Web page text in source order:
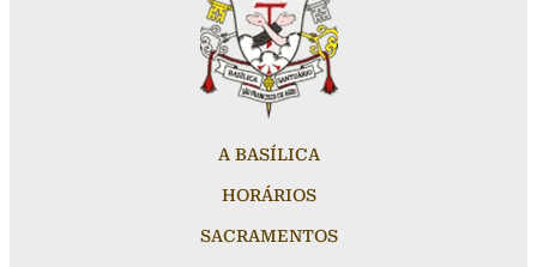
A BASÍLICA
HORÁRIOS
SACRAMENTOS